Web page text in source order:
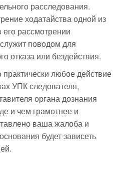
расследования.
ходатайства одной из
его рассмотрении
поводом для
отказа или бездействия.
практически любое действие
УПК следователя,
органа дознания
и чем грамотнее и
ваша жалоба и
будет зависеть